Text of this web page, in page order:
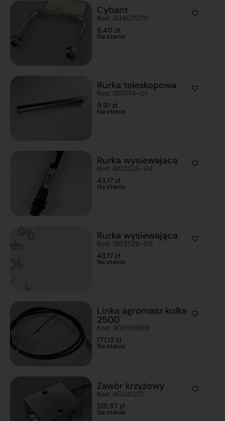
Cybant
Kod: AG407070
6,40 zł
Na stanie
Rurka teleskopowa
Kod: SI01714-01
9,91 zł
Na stanie
Rurka wysiewajaca
Kod: SI03329-04
43,17 zł
Na stanie
Rurka wysiewająca
Kod: SI03329-03
43,17 zł
Na stanie
Linka agromasz kulka
2500
Kod: AG696969
177,12 zł
Na stanie
Zawór krzyżowy
Kod: AG241212
215,87 zł
Na stanie